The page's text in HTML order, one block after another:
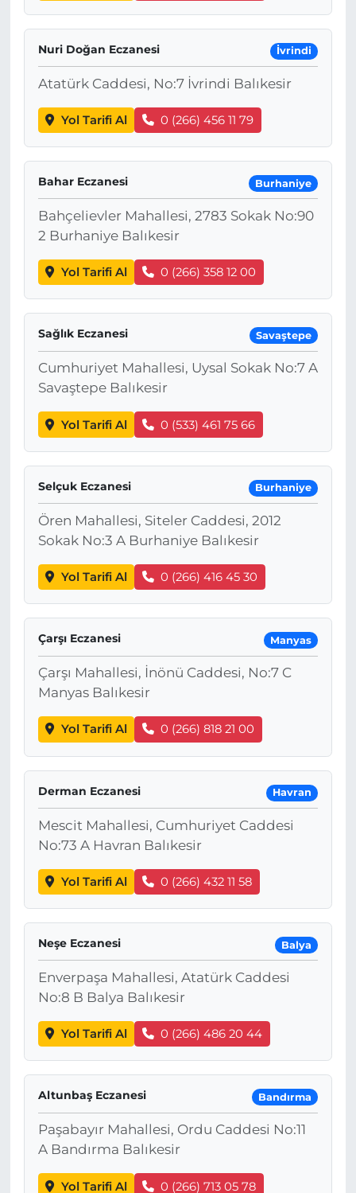
Nuri Doğan Eczanesi İvrindi
Atatürk Caddesi, No:7 İvrindi Balıkesir
Yol Tarifi Al 0 (266) 456 11 79
Bahar Eczanesi Burhaniye
Bahçelievler Mahallesi, 2783 Sokak No:90
2 Burhaniye Balıkesir
Yol Tarifi Al 0 (266) 358 12 00
Sağlık Eczanesi Savaştepe
Cumhuriyet Mahallesi, Uysal Sokak No:7 A
Savaştepe Balıkesir
Yol Tarifi Al 0 (533) 461 75 66
Selçuk Eczanesi Burhaniye
Ören Mahallesi, Siteler Caddesi, 2012
Sokak No:3 A Burhaniye Balıkesir
Yol Tarifi Al 0 (266) 416 45 30
Çarşı Eczanesi Manyas
Çarşı Mahallesi, İnönü Caddesi, No:7 C
Manyas Balıkesir
Yol Tarifi Al 0 (266) 818 21 00
Derman Eczanesi Havran
Mescit Mahallesi, Cumhuriyet Caddesi
No:73 A Havran Balıkesir
Yol Tarifi Al 0 (266) 432 11 58
Neşe Eczanesi Balya
Enverpaşa Mahallesi, Atatürk Caddesi
No:8 B Balya Balıkesir
Yol Tarifi Al 0 (266) 486 20 44
Altunbaş Eczanesi Bandırma
Paşabayır Mahallesi, Ordu Caddesi No:11
A Bandırma Balıkesir
Yol Tarifi Al 0 (266) 713 05 78